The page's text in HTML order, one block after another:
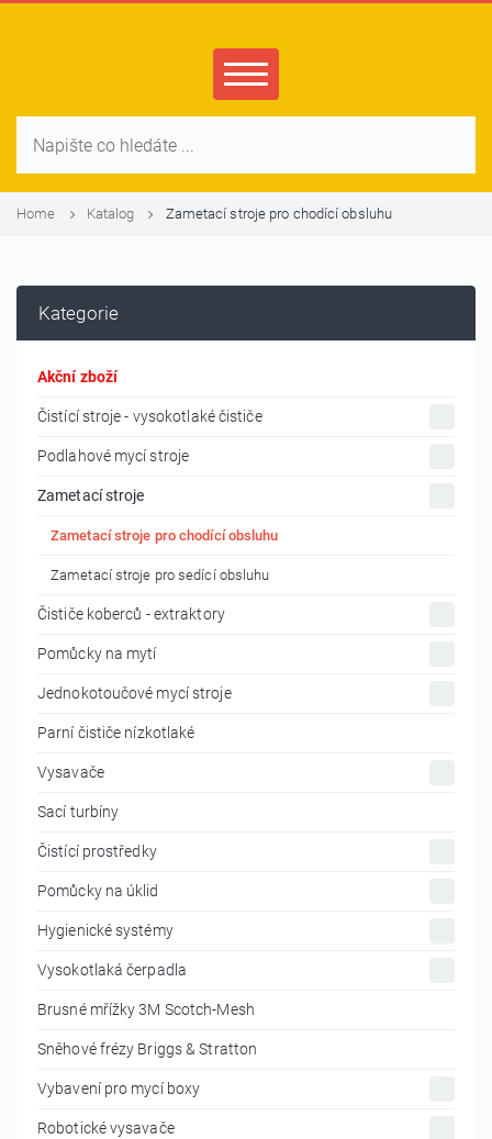
Home Katalog Zametací stroje pro chodící obsluhu
Kategorie
Akční zboží
Čistící stroje - vysokotlaké čističe
Podlahové mycí stroje
Zametací stroje
Zametací stroje pro chodící obsluhu
Zametací stroje pro sedící obsluhu
Čističe koberců - extraktory
Pomůcky na mytí
Jednokotoučové mycí stroje
Parní čističe nízkotlaké
Vysavače
Sací turbíny
Čistící prostředky
Pomůcky na úklid
Hygienické systémy
Vysokotlaká čerpadla
Brusné mřížky 3M Scotch-Mesh
Sněhové frézy Briggs & Stratton
Vybavení pro mycí boxy
Robotické vysavače